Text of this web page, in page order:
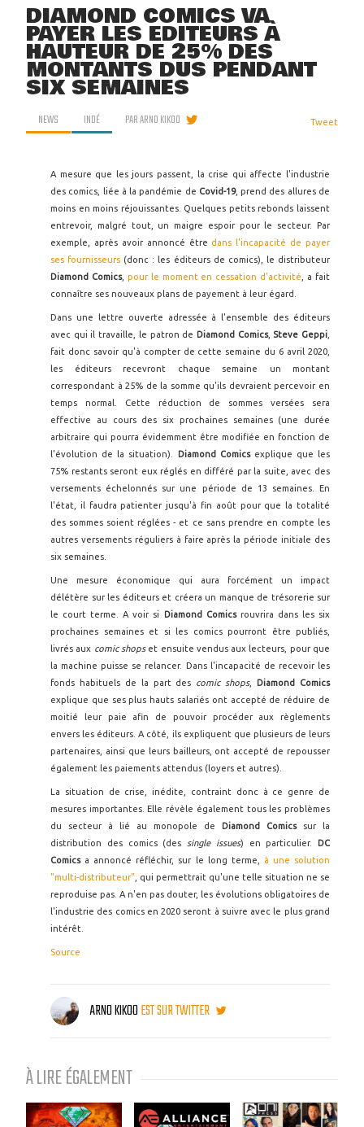
DIAMOND COMICS VA
PAYER LES ÉDITEURS À
HAUTEUR DE 25% DES
MONTANTS DUS PENDANT
SIX SEMAINES
NEWS INDÉ PARARNO KIKOO Tweet
A mesure que les jours passent, la crise qui affecte l'industrie
des comics, liée à la pandémie de Covid-19, prend des allures de
moins en moins réjouissantes. Quelques petits rebonds laissent
entrevoir, malgré tout, un maigre espoir pour le secteur. Par
exemple, après avoir annoncé être dans l'incapacité de payer
ses fournisseurs (donc : les éditeurs de comics), le distributeur
Diamond Comics, pour le moment en cessation d'activité
, a fait
connaître ses nouveaux plans de payement à leur égard.
Dans une lettre ouverte adressée à l'ensemble des éditeurs
avec qui il travaille, le patron de Diamond Comics, Steve Geppi
fait donc savoir qu'à compter de cette semaine du 6 avril 2020,
les éditeurs recevront chaque semaine un montant
correspondant à 25% de la somme qu'ils devraient percevoir en
temps normal. Cette réduction de sommes versées sera
effective au cours des six prochaines semaines (une durée
arbitraire qui pourra évidemment être modifiée en fonction de
l'évolution de la situation).
Diamond Comics explique que les
75% restants seront eux réglés en différé par la suite, avec des
versements échelonnés sur une période de 13 semaines. En
l'état, il faudra patienter jusqu'à fin août pour que la totalité
des sommes soient réglées - et ce sans prendre en compte les
autres versements réguliers à faire après la période initiale des
six semaines.
Une mesure économique qui aura forcément un impact
délétère sur les éditeurs et créera un manque de trésorerie sur
le court terme. A voir si
Diamond Comics rouvrira dans les six
prochaines semaines et si les comics pourront être publiés,
livrés aux comic shops et ensuite vendus aux lecteurs, pour que
la machine puisse se relancer. Dans l'incapacité de recevoir les
fonds habituels de la part des comic shops, Diamond Comics
explique que ses plus hauts salariés ont accepté de réduire de
moitié leur paie afin de pouvoir procéder aux règlements
envers les éditeurs. A côté, ils expliquent que plusieurs de leurs
partenaires, ainsi que leurs bailleurs, ont accepté de repousser
également les paiements attendus (loyers et autres).
La situation de crise, inédite, contraint donc à ce genre de
mesures importantes. Elle révèle également tous les problèmes
du secteur à lié au monopole de Diamond Comics sur la
distribution des comics (des single issues) en particulier. DC
Comics a annoncé réfléchir, sur le long terme, à une solution
"multi-distributeur" , qui permettrait qu'une telle situation ne se
reproduise pas. A n'en pas douter, les évolutions obligatoires de
l'industrie des comics en 2020 seront à suivre avec le plus grand
intérêt.
Source
ARNO KIKOOEST SUR TWITTER
À LIRE ÉGALEMENT